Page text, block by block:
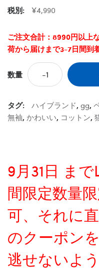
税別:
¥4,990
ご注文合計：8990円以上
荷から届けまで3-7日間到
数量
タグ: ハイブランド, gg,
無袖, かわいい, コットン,
9月31日 ま
間限定数量
可、それに
のクーポン
逃せないよ